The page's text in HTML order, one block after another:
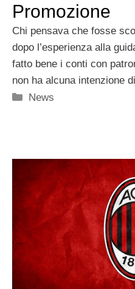
Promozione
Chi pensava che fosse
dopo l’esperienza alla
fatto bene i conti con
non ha alcuna intenzione
Categorie
News